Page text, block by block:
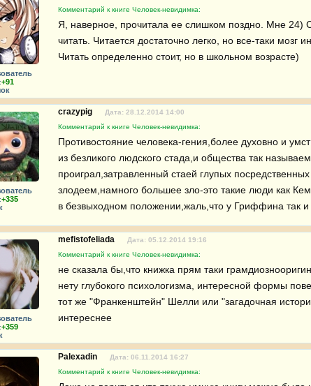
+91
Комментарий к книге Человек-невидимка:
Я, наверное, прочитала ее слишком поздно. Мне 24)
читать. Читается достаточно легко, но все-таки мозг
Читать определенно стоит, но в школьном возрасте)
+335
crazypig
Дата: 28.12.2014 14:00
Комментарий к книге Человек-невидимка:
Противостояние человека-гения,более духовно и
из безликого людского стада,и общества так
проиграл,затравленный стаей глупых
злодеем,намного большее зло-это такие люди как
в безвыходном положении,жаль,что у Гриффина так и
+359
mefistofeliada
Дата: 05.12.2014 19:16
Комментарий к книге Человек-невидимка:
не сказала бы,что книжка прям таки
нету глубокого психологизма, интересной формы
тот же "Франкенштейн" Шелли или "загадочная
интереснее
Palexadin
Дата: 06.11.2014 16:27
Комментарий к книге Человек-невидимка: